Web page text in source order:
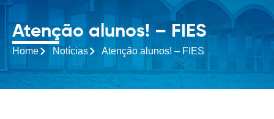
Atenção alunos! – FIES
Home Notícias Atenção alunos! – FIES